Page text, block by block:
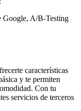
Google, A/B-Testing
características
y te permiten
Con tu
servicios de terceros